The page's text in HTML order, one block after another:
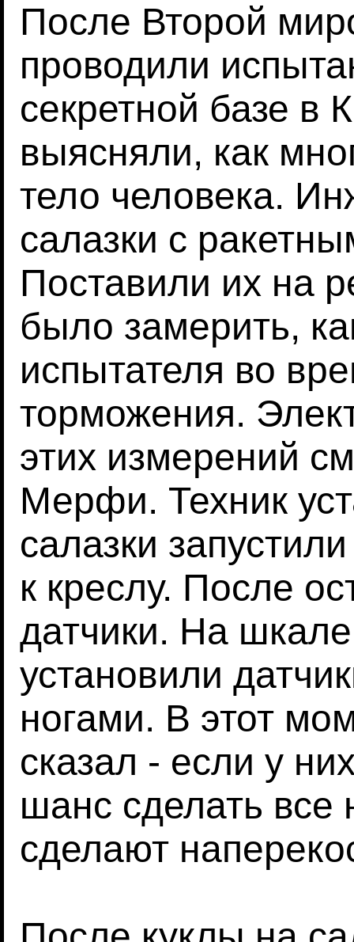
После Второй
проводили
секретной базе
выясняли, как
тело человека.
салазки с
Поставили их на
было замерить,
испытателя во
торможения.
этих измерений
Мерфи. Техник
салазки
к креслу. После
датчики. На
установили
ногами. В этот
сказал - если у
шанс сделать все
сделают